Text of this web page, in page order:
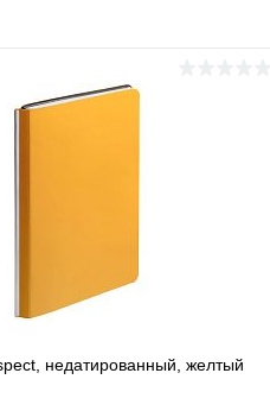
В корзину
недатированный, желтый